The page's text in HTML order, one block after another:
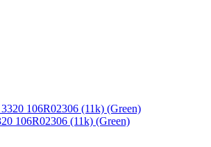
106R02306 (11k) (Green)